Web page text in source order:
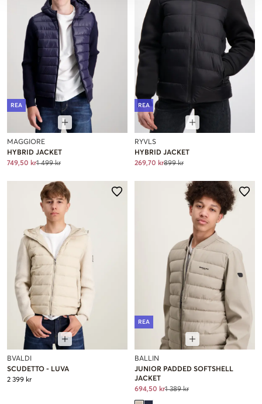
REA
MAGGIORE
HYBRID JACKET
749,50 kr1 499 kr
REA
RYVLS
HYBRID JACKET
269,70 kr899 kr
BVALDI
SCUDETTO - LUVA
2 399 kr
REA
BALLIN
JUNIOR PADDED SOFTSHELL
JACKET
694,50 kr1 389 kr